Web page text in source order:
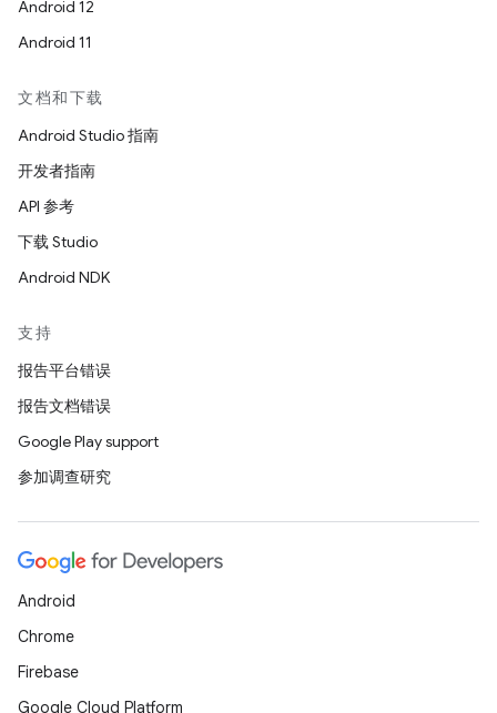
Android 12
Android 11
文档和下载
Android Studio 指南
开发者指南
API 参考
下载 Studio
Android NDK
支持
报告平台错误
报告文档错误
Google Play support
参加调查研究
Android
Chrome
Firebase
Google Cloud Platform